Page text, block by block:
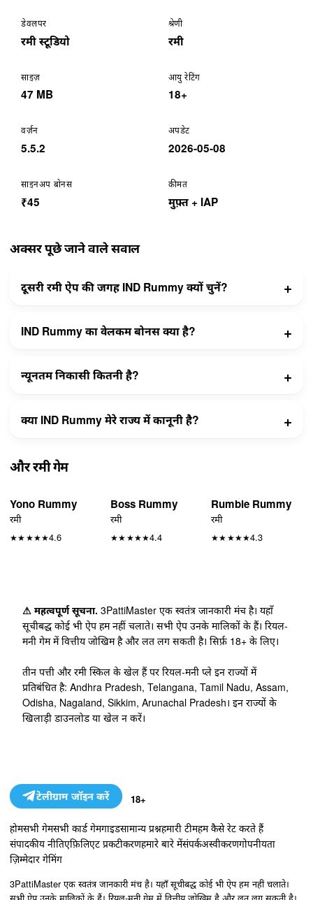
डेवलपर
रमी स्टूडियो
श्रेणी
रमी
साइज़
47 MB
आयु रेटिंग
18+
वर्ज़न
5.5.2
अपडेट
2026-05-08
साइनअप बोनस
₹45
कीमत
मुफ़्त + IAP
अक्सर पूछे जाने वाले सवाल
दूसरी रमी ऐप की जगह IND Rummy क्यों चुनें?
IND Rummy का वेलकम बोनस क्या है?
न्यूनतम निकासी कितनी है?
क्या IND Rummy मेरे राज्य में कानूनी है?
और रमी गेम
Yono Rummy
रमी
★★★★★4.6
Boss Rummy
रमी
★★★★★4.4
Rumble Rummy
रमी
★★★★★4.3
⚠ महत्वपूर्ण सूचना. 3PattiMaster एक स्वतंत्र जानकारी मंच है। यहाँ
सूचीबद्ध कोई भी ऐप हम नहीं चलाते। सभी ऐप उनके मालिकों के हैं। रियल-
मनी गेम में वित्तीय जोखिम है और लत लग सकती है। सिर्फ़ 18+ के लिए।
तीन पत्ती और रमी स्किल के खेल हैं पर रियल-मनी प्ले इन राज्यों में
प्रतिबंधित है: Andhra Pradesh, Telangana, Tamil Nadu, Assam,
Odisha, Nagaland, Sikkim, Arunachal Pradesh। इन राज्यों के
खिलाड़ी डाउनलोड या खेल न करें।
टेलीग्राम जॉइन करें 18+
होमसभी गेमसभी कार्ड गेमगाइडसामान्य प्रश्नहमारी टीमहम कैसे रेट करते हैं
संपादकीय नीतिएफ़िलिएट प्रकटीकरणहमारे बारे मेंसंपर्कअस्वीकरणगोपनीयता
ज़िम्मेदार गेमिंग
3PattiMaster एक स्वतंत्र जानकारी मंच है। यहाँ सूचीबद्ध कोई भी ऐप हम नहीं चलाते।